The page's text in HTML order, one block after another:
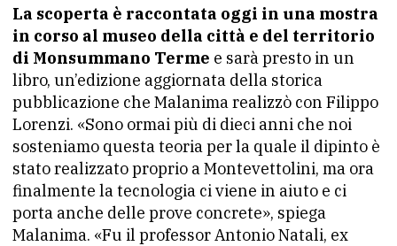
La scoperta è raccontata oggi in una mostra
in corso al museo della città e del territorio
di Monsummano Terme e sarà presto in un
libro, un’edizione aggiornata della storica
pubblicazione che Malanima realizzò con Filippo
Lorenzi. «Sono ormai più di dieci anni che noi
sosteniamo questa teoria per la quale il dipinto è
stato realizzato proprio a Montevettolini, ma ora
finalmente la tecnologia ci viene in aiuto e ci
porta anche delle prove concrete», spiega
Malanima. «Fu il professor Antonio Natali, ex